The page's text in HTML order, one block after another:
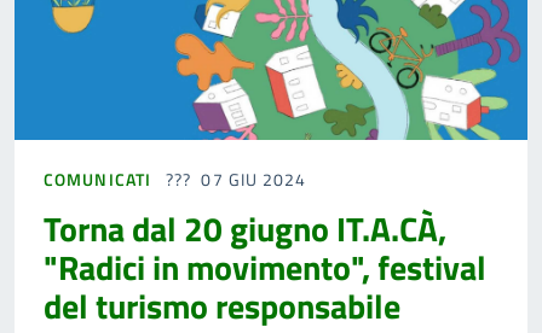
COMUNICATI 07 GIU 2024
Torna dal 20 giugno IT.A.CÀ,
"Radici in movimento", festival
del turismo responsabile